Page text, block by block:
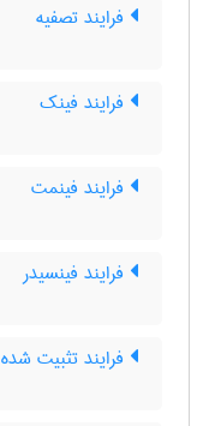
فرایند تصفیه
فرایند فینک
فرایند فینمت
فرایند فینسیدر
فرایند تثبیت شده